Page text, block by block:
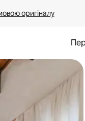
оригіналу